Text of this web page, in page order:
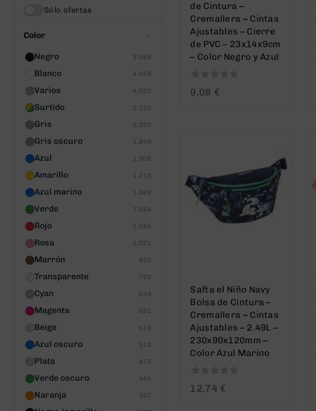
de Cintura –
Cremallera – Cintas
Ajustables – Cierre
de PVC – 23x14x9cm
– Color Negro y Azul
0
9,08 €
Safta el Niño Navy
Bolsa de Cintura –
Cremallera – Cintas
Ajustables – 2.49L –
230x90x120mm –
Color Azul Marino
012,74 €
Sólo ofertas
Color
Negro 9.866
Blanco 4.059
Varios 4.022
Surtido 2.725
Gris 2.360
Gris oscuro 1.949
Azul 1.905
Amarillo 1.213
Azul marino 1.086
Verde 1.054
Rojo 1.045
Rosa 1.021
Marrón 920
Transparente 729
Cyan 639
Magenta 631
Beige 513
Azul oscuro 510
Plata 475
Verde oscuro 444
Naranja 387